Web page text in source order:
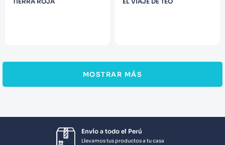
MOSTRAR MÁS
Envío a todo el Perú
Llevamos tus productos a tu casa